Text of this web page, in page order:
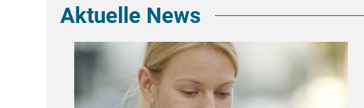
Aktuelle News